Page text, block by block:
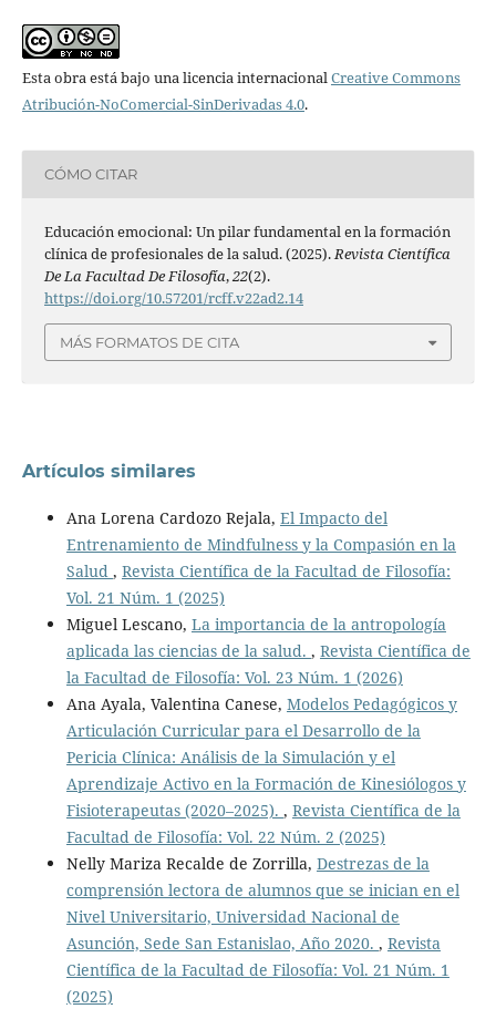
Esta obra está bajo una licencia internacional Creative Commons
Atribución-NoComercial-SinDerivadas 4.0.
CÓMO CITAR
Educación emocional: Un pilar fundamental en la formación
clínica de profesionales de la salud. (2025).Revista Científica
De La Facultad De Filosofía,22(2).
https://doi.org/10.57201/rcff.v22ad2.14
MÁS FORMATOS DE CITA
Artículos similares
Ana Lorena Cardozo Rejala, El Impacto del
Entrenamiento de Mindfulness y la Compasión en la
Salud , Revista Científica de la Facultad de Filosofía:
Vol. 21 Núm. 1 (2025)
Miguel Lescano, La importancia de la antropología
aplicada las ciencias de la salud. , Revista Científica de
la Facultad de Filosofía: Vol. 23 Núm. 1 (2026)
Ana Ayala, Valentina Canese, Modelos Pedagógicos y
Articulación Curricular para el Desarrollo de la
Pericia Clínica: Análisis de la Simulación y el
Aprendizaje Activo en la Formación de Kinesiólogos y
Fisioterapeutas (2020–2025). , Revista Científica de la
Facultad de Filosofía: Vol. 22 Núm. 2 (2025)
Nelly Mariza Recalde de Zorrilla, Destrezas de la
comprensión lectora de alumnos que se inician en el
Nivel Universitario, Universidad Nacional de
Asunción, Sede San Estanislao, Año 2020. , Revista
Científica de la Facultad de Filosofía: Vol. 21 Núm. 1
(2025)